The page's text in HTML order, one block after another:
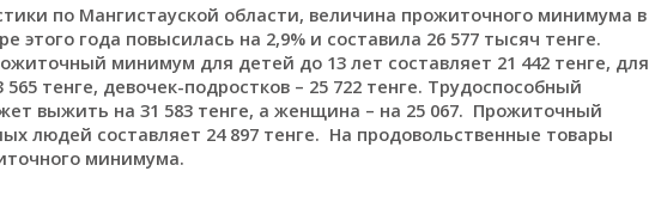
по Мангистауской области, величина прожиточного минимума в
этого года повысилась на 2,9% и составила 26 577 тысяч тенге.
минимум для детей до 13 лет составляет 21 442 тенге, для
тенге, девочек-подростков – 25 722 тенге. Трудоспособный
выжить на 31 583 тенге, а женщина – на 25 067. Прожиточный
людей составляет 24 897 тенге. На продовольственные товары
минимума.